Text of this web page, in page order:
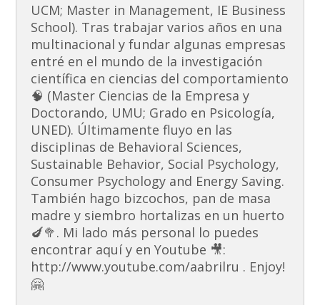
UCM; Master in Management, IE Business
School). Tras trabajar varios años en una
multinacional y fundar algunas empresas
entré en el mundo de la investigación
científica en ciencias del comportamiento
🧠 (Master Ciencias de la Empresa y
Doctorando, UMU; Grado en Psicología,
UNED). Últimamente fluyo en las
disciplinas de Behavioral Sciences,
Sustainable Behavior, Social Psychology,
Consumer Psychology and Energy Saving.
También hago bizcochos, pan de masa
madre y siembro hortalizas en un huerto
🍆🥦. Mi lado más personal lo puedes
encontrar aquí y en Youtube 🎥:
http://www.youtube.com/aabrilru . Enjoy!
🤗